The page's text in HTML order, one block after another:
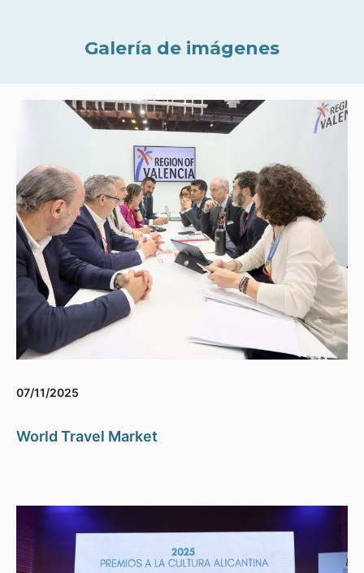
Galería de imágenes
07/11/2025
World Travel Market